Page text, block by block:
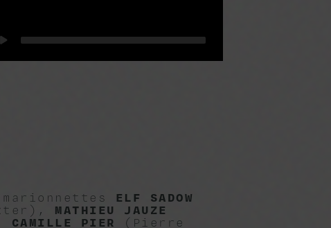
ELF SADOW
MATHIEU JAUZE
CAMILLE PIER (Pierre